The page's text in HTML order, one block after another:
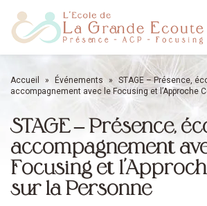
Accueil » Événements » STAGE – Présence,
accompagnement avec le Focusing et l’Approche
STAGE – Présence,
accompagnement
Focusing et
sur la Personne